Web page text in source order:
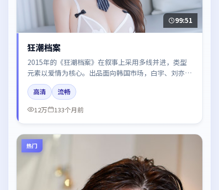
99:51
狂潮档案
2015年的《狂潮档案》在叙事上采用多线并进，类型
元素以爱情为核心。出品面向韩国市场，白宇、刘亦
菲、赵丽颖、谭卓、张译所饰角色推动关键反转，结尾
留白引发讨论。
高清
流畅
12万
133个月前
热门